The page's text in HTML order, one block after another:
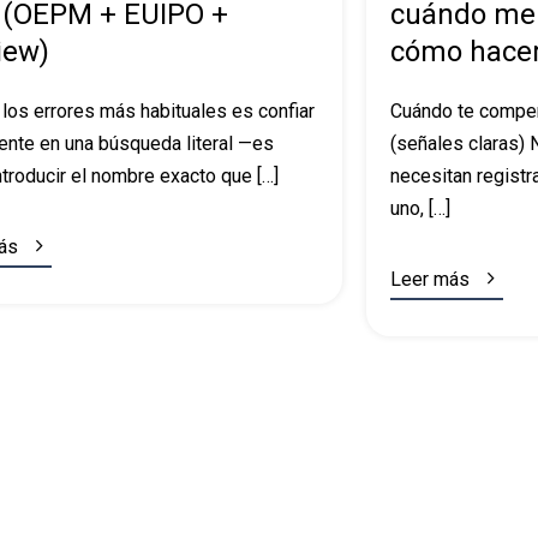
+ EUIPO +
errores más habituales es confiar
en una búsqueda literal —es
el nombre exacto que […]

cuándo
cómo
Cuándo te
(señales claras)
necesitan
uno, […]
Leer más 